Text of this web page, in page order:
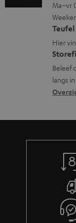
n
f
o
r
m
a
g
l
o
s
s
a
r
n
t
a
c
t
i
n
r
Ma–vr
Hier
Beleef
langs